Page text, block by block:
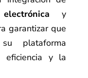
y
garantizar que
plataforma
eficiencia y la